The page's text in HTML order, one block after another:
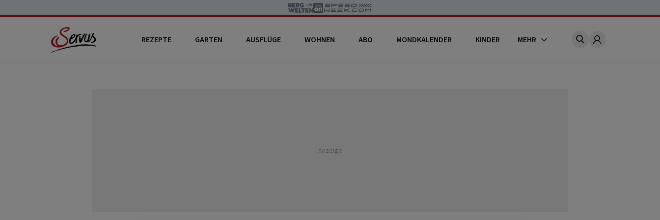
REZEPTE GARTEN AUSFLÜGE WOHNEN ABO MONDKALENDER KINDER MEHR Account
Anzeige